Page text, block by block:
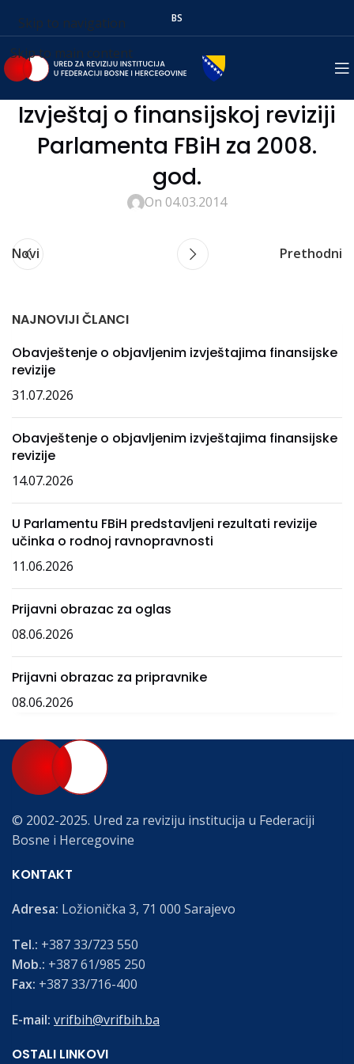
Skip to navigation
Skip to main content
BS
Izvještaj o finansijskoj reviziji
Parlamenta FBiH za 2008.
god.
On 04.03.2014
Novi Prethodni
NAJNOVIJI ČLANCI
Obavještenje o objavljenim izvještajima finansijske
revizije
31.07.2026
Obavještenje o objavljenim izvještajima finansijske
revizije
14.07.2026
U Parlamentu FBiH predstavljeni rezultati revizije
učinka o rodnoj ravnopravnosti
11.06.2026
Prijavni obrazac za oglas
08.06.2026
Prijavni obrazac za pripravnike
08.06.2026
© 2002-2025. Ured za reviziju institucija u Federaciji
Bosne i Hercegovine
KONTAKT
Adresa: Ložionička 3, 71 000 Sarajevo
Tel.: +387 33/723 550
Mob.: +387 61/985 250
Fax: +387 33/716-400
E-mail: vrifbih@vrifbih.ba
OSTALI LINKOVI